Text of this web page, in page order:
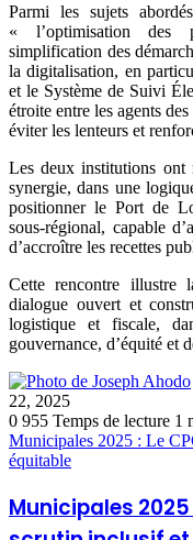
Parmi les sujets
« l’optimisation des
simplification des
la digitalisation, en
et le Système de Suivi
étroite entre les agents
éviter les lenteurs et
Les deux institutions ont
synergie, dans une
positionner le Port de
sous-régional, capable
d’accroître les recettes
Cette rencontre illustre
dialogue ouvert et
logistique et fiscale,
gouvernance, d’équité et
22, 2025
0 955 Temps de lecture 1
Municipales 2025 : Le
équitable
Municipales 2025